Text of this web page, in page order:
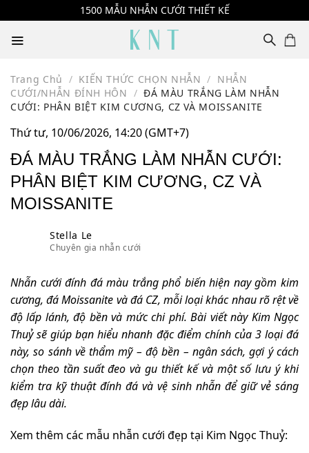
to
content
1500 MẪU NHẪN CƯỚI THIẾT KẾ
Trang Chủ / KIẾN THỨC CHỌN NHẪN / NHẪN
CƯỚI/NHẪN ĐÍNH HÔN / ĐÁ MÀU TRẮNG LÀM NHẪN
CƯỚI: PHÂN BIỆT KIM CƯƠNG, CZ VÀ MOISSANITE
Thứ tư, 10/06/2026, 14:20 (GMT+7)
ĐÁ MÀU TRẮNG LÀM NHẪN CƯỚI:
PHÂN BIỆT KIM CƯƠNG, CZ VÀ
MOISSANITE
Stella Le
Chuyên gia nhẫn cưới
Nhẫn cưới đính đá màu trắng phổ biến hiện nay gồm kim
cương, đá Moissanite và đá CZ, mỗi loại khác nhau rõ rệt về
độ lấp lánh, độ bền và mức chi phí. Bài viết này Kim Ngọc
Thuỷ sẽ giúp bạn hiểu nhanh đặc điểm chính của 3 loại đá
này, so sánh về thẩm mỹ – độ bền – ngân sách, gợi ý cách
chọn theo tần suất đeo và gu thiết kế và một số lưu ý khi
kiểm tra kỹ thuật đính đá và vệ sinh nhẫn để giữ vẻ sáng
đẹp lâu dài.
Xem thêm các mẫu nhẫn cưới đẹp tại Kim Ngọc Thuỷ: